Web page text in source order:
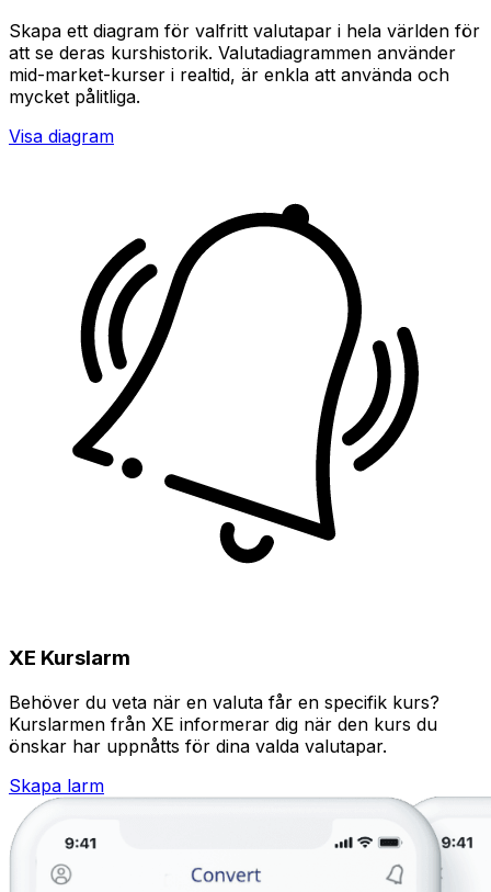
Skapa ett diagram för valfritt valutapar i hela världen för
att se deras kurshistorik. Valutadiagrammen använder
mid-market-kurser i realtid, är enkla att använda och
mycket pålitliga.
Visa diagram
XE Kurslarm
Behöver du veta när en valuta får en specifik kurs?
Kurslarmen från XE informerar dig när den kurs du
önskar har uppnåtts för dina valda valutapar.
Skapa larm